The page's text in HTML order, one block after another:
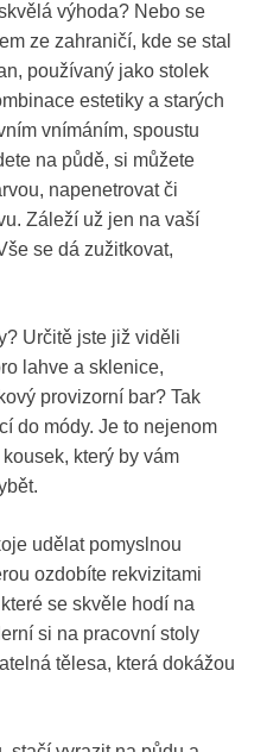
výhoda? Nebo se
ze zahraničí, kde se stal
používaný jako stolek
estetiky a starých
vnímáním, spoustu
na půdě, si můžete
napenetrovat či
Záleží už jen na vaší
se dá zužitkovat,
Určitě jste již viděli
lahve a sklenice,
provizorní bar? Tak
do módy. Je to nejenom
který by vám
udělat pomyslnou
ozdobíte rekvizitami
se skvěle hodí na
si na pracovní stoly
tělesa, která dokážou